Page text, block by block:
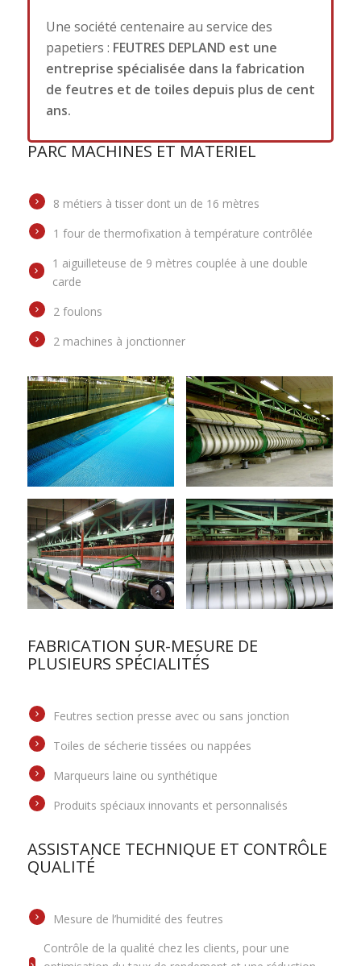
Une société centenaire au service des
papetiers : FEUTRES DEPLAND est une
entreprise spécialisée dans la fabrication
de feutres et de toiles depuis plus de cent
ans.
PARC MACHINES ET MATERIEL
8 métiers à tisser dont un de 16 mètres
1 four de thermofixation à température contrôlée
1 aiguilleteuse de 9 mètres couplée à une double
carde
2 foulons
2 machines à jonctionner
FABRICATION SUR-MESURE DE
PLUSIEURS SPÉCIALITÉS
Feutres section presse avec ou sans jonction
Toiles de sécherie tissées ou nappées
Marqueurs laine ou synthétique
Produits spéciaux innovants et personnalisés
ASSISTANCE TECHNIQUE ET CONTRÔLE
QUALITÉ
Mesure de l’humidité des feutres
Contrôle de la qualité chez les clients, pour une